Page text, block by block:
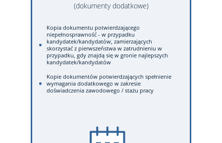
(dokumenty dodatkowe)
Kopia dokumentu potwierdzającego
niepełnosprawność - w przypadku
kandydatek/kandydatów, zamierzających
skorzystać z pierwszeństwa w zatrudnieniu w
przypadku, gdy znajdą się w gronie najlepszych
kandydatek/kandydatów
Kopie dokumentów potwierdzających spełnienie
wymagania dodatkowego w zakresie
doświadczenia zawodowego / stażu pracy